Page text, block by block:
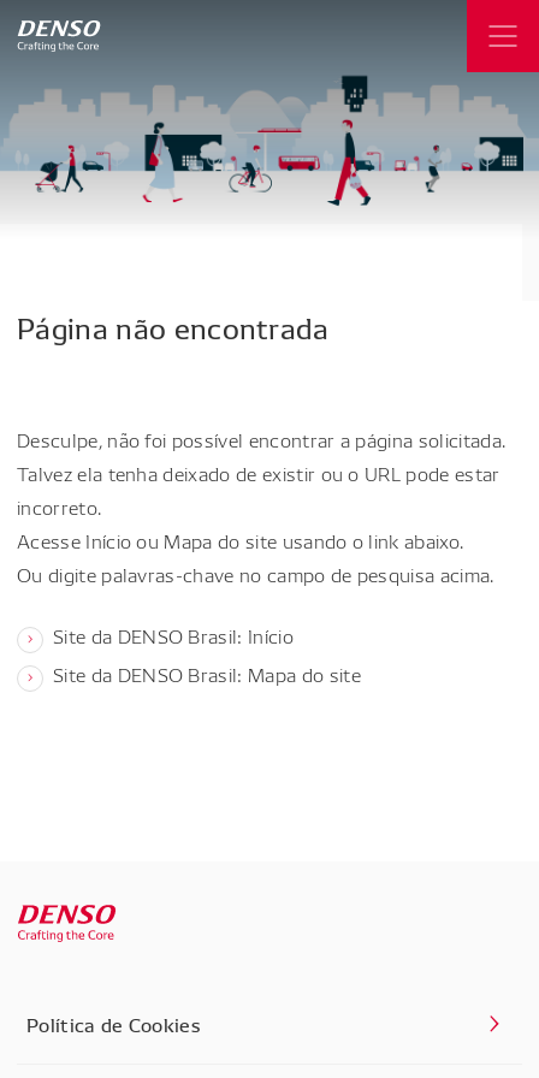
Página não encontrada
Desculpe, não foi possível encontrar a página solicitada.
Talvez ela tenha deixado de existir ou o URL pode estar
incorreto.
Acesse Início ou Mapa do site usando o link abaixo.
Ou digite palavras-chave no campo de pesquisa acima.
Site da DENSO Brasil: Início
Site da DENSO Brasil: Mapa do site
Política de Cookies